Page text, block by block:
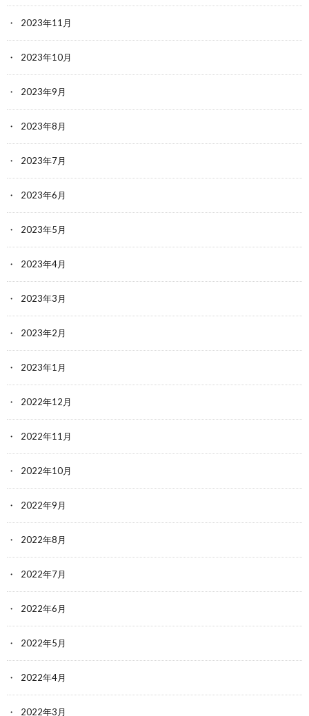
2023年11月
2023年10月
2023年9月
2023年8月
2023年7月
2023年6月
2023年5月
2023年4月
2023年3月
2023年2月
2023年1月
2022年12月
2022年11月
2022年10月
2022年9月
2022年8月
2022年7月
2022年6月
2022年5月
2022年4月
2022年3月